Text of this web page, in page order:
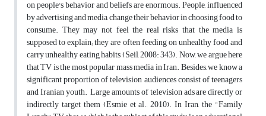
on people's behavior and beliefs are enormous. People, influenced
by advertising and media, change their behavior in choosing food to
consume. They may not feel the real risks that the media is
supposed to explain; they are often feeding on unhealthy food and
carry unhealthy eating habits (Seil, 2008: 343). Now, we argue here
that TV is the most popular mass media in Iran. Besides, we know a
significant proportion of television audiences consist of teenagers
and Iranian youth. Large amounts of television ads are directly or
indirectly target them (Esmie et al., 2010). In Iran, the "Family